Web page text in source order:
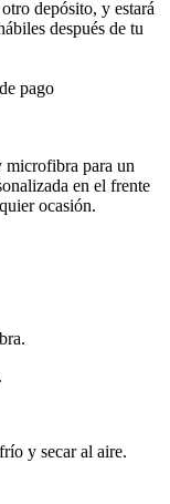
depósito, y estará
después de tu
microfibra para un
en el frente
ocasión.
y secar al aire.